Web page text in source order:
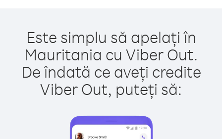
Este simplu să apelați în
Mauritania cu Viber Out.
De îndată ce aveți credite
Viber Out, puteți să: